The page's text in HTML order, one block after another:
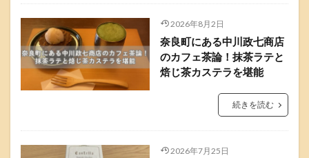
2026年8月2日
奈良町にある中川政七商店
のカフェ茶論！抹茶ラテと
焙じ茶カステラを堪能
続きを読む
2026年7月25日